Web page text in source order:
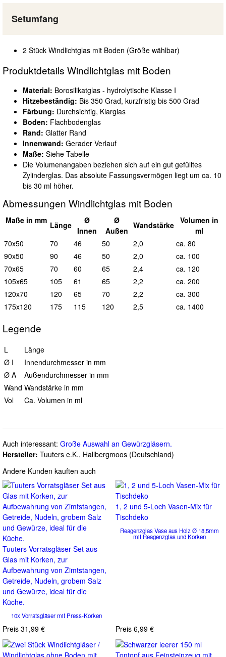
Setumfang
2 Stück Windlichtglas mit Boden (Größe wählbar)
Produktdetails Windlichtglas mit Boden
Material: Borosilikatglas - hydrolytische Klasse I
Hitzebeständig: Bis 350 Grad, kurzfristig bis 500 Grad
Färbung: Durchsichtig, Klarglas
Boden: Flachbodenglas
Rand: Glatter Rand
Innenwand: Gerader Verlauf
Maße: Siehe Tabelle
Die Volumenangaben beziehen sich auf ein gut gefülltes
Zylinderglas. Das absolute Fassungsvermögen liegt um ca. 10
bis 30 ml höher.
Abmessungen Windlichtglas mit Boden
Maße in mm Länge
Ø
Innen
Ø
Außen
Wandstärke Volumen in
ml
70x50
70 46 50 2,0
ca. 80
90x50
90 46 50 2,0
ca. 100
70x65
70 60 65 2,4
ca. 120
105x65
105 61 65 2,2
ca. 200
120x70
120 65 70 2,2
ca. 300
175x120
175 115 120 2,5 ca. 1400
Legende
L
Länge
Ø I
Innendurchmesser in mm
Ø A
Außendurchmesser in mm
Wand Wandstärke in mm
Vol
Ca. Volumen in ml
Auch interessant: Große Auswahl an Gewürzgläsern.
Hersteller: Tuuters e.K., Hallbergmoos (Deutschland)
Andere Kunden kauften auch
Tuuters Vorratsgläser Set aus
Glas mit Korken, zur
Aufbewahrung von Zimtstangen,
Getreide, Nudeln, grobem Salz
und Gewürze, ideal für die
Küche.
10x Vorratsgläser mit Press-Korken
Preis 31,99 €
1, 2 und 5-Loch Vasen-Mix für
Tischdeko
Reagenzglas Vase aus Holz Ø 18,5mm
mit Reagenzglas und Korken
Preis 6,99 €